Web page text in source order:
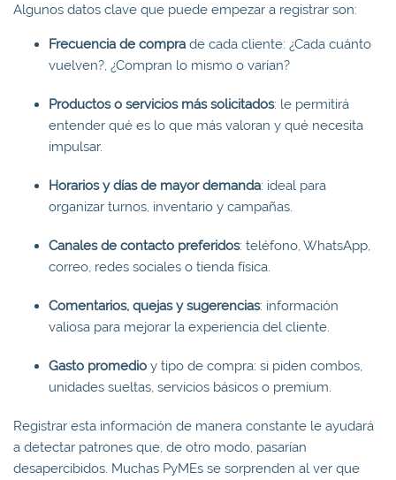
Algunos datos clave que puede empezar a registrar son:
Frecuencia de compra de cada cliente: ¿Cada cuánto
vuelven?, ¿Compran lo mismo o varían?
Productos o servicios más solicitados: le permitirá
entender qué es lo que más valoran y qué necesita
impulsar.
Horarios y días de mayor demanda: ideal para
organizar turnos, inventario y campañas.
Canales de contacto preferidos: teléfono, WhatsApp,
correo, redes sociales o tienda física.
Comentarios, quejas y sugerencias: información
valiosa para mejorar la experiencia del cliente.
Gasto promedio y tipo de compra: si piden combos,
unidades sueltas, servicios básicos o premium.
Registrar esta información de manera constante le ayudará
a detectar patrones que, de otro modo, pasarían
desapercibidos. Muchas PyMEs se sorprenden al ver que